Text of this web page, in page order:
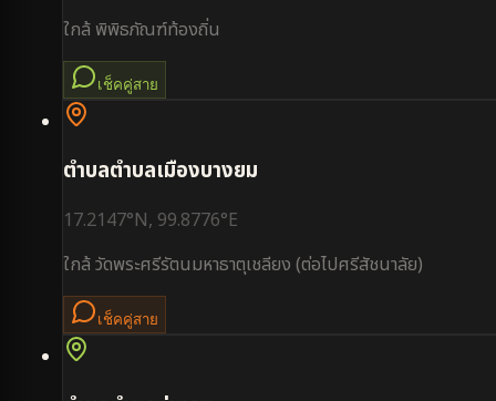
ใกล้พิพิธภัณฑ์ท้องถิ่น
เช็คคู่สาย
ตำบลตำบลเมืองบางยม
17.2147°N, 99.8776°E
ใกล้วัดพระศรีรัตนมหาธาตุเชลียง (ต่อไปศรีสัชนาลัย)
เช็คคู่สาย